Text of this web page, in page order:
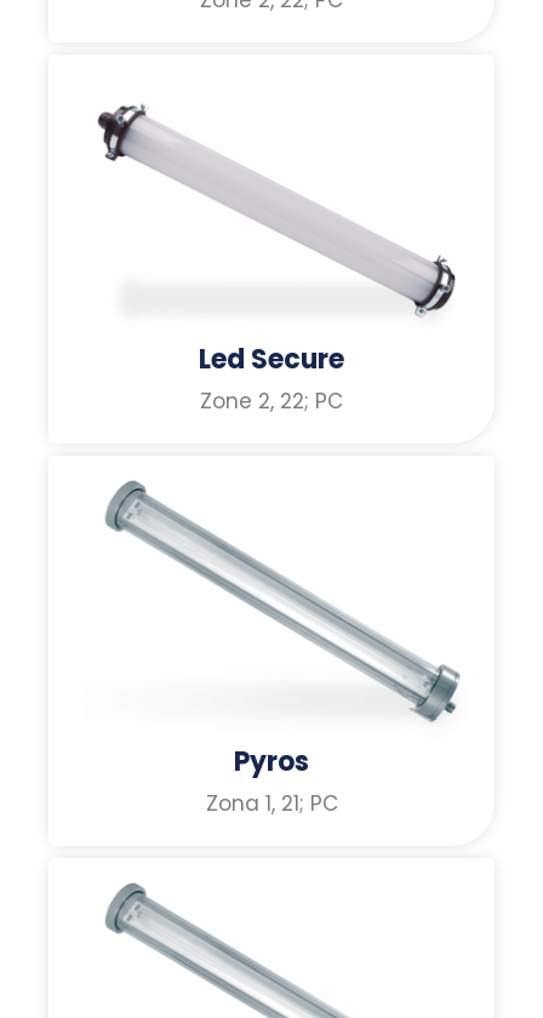
Led Secure
Zone 2, 22; PC
Pyros
Zona 1, 21; PC